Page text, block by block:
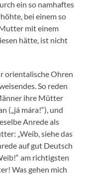
ein so namhaftes
bei einem so
mit einem
hätte, ist nicht
orientalische Ohren
So reden
ihre Mütter
(„já mára!“), und
Anrede als
„Weib, siehe das
auf gut Deutsch
am richtigsten
Was gehen mich